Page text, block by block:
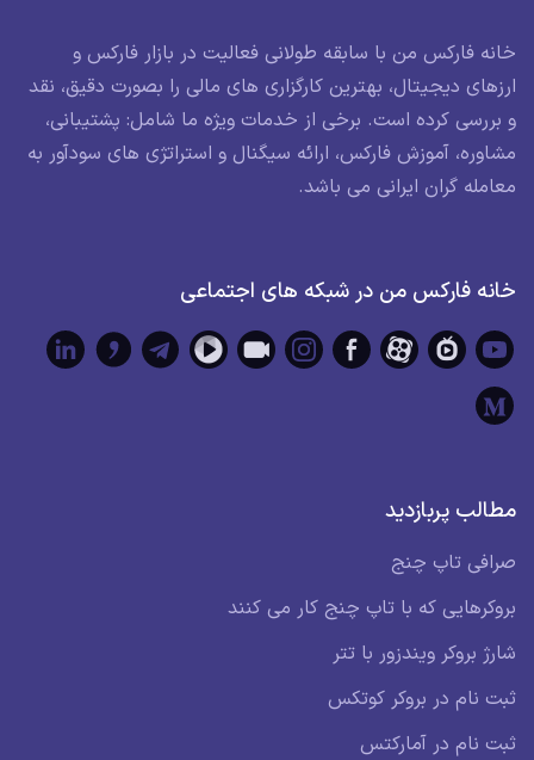
خانه فارکس من با سابقه طولانی فعالیت در بازار فارکس و
ارزهای دیجیتال، بهترین کارگزاری های مالی را بصورت دقیق، نقد
و بررسی کرده است. برخی از خدمات ویژه ما شامل: پشتیبانی،
مشاوره، آموزش فارکس، ارائه سیگنال و استراتژی های سودآور به
معامله گران ایرانی می باشد.
خانه فارکس من در شبکه های اجتماعی
مطالب پربازدید
صرافی تاپ چنج
بروکرهایی که با تاپ چنج کار می کنند
شارژ بروکر ویندزور با تتر
ثبت نام در بروکر کوتکس
ثبت نام در آمارکتس